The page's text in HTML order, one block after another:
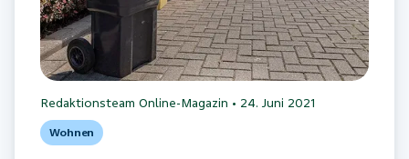
Redaktionsteam Online-Magazin • 24. Juni 2021
Wohnen